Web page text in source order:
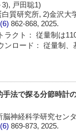
戸田聡1)
白質研究所, 2)金沢
862-868, 2025.
ラクト： 従量制は
ンロード： 従量制、
手法で探る分節時計
脳神経科学研究セン
869-873, 2025.